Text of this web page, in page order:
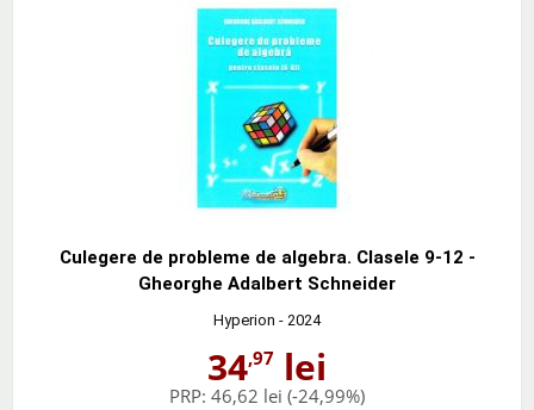
Culegere de probleme de algebra. Clasele 9-12 -
Gheorghe Adalbert Schneider
Hyperion - 2024
34,97 lei
PRP: 46,62 lei (-24,99%)